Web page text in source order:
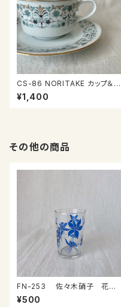
CS-86 NORITAKE カップ＆ソ
ーサー
¥1,400
その他の商品
FN-253 佐々木硝子 花柄
コップ③
¥500